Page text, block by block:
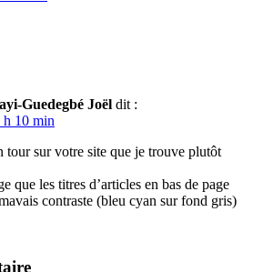
Guedegbé Joël dit :
h 10 min
tour sur votre site que je trouve plutôt
que les titres d’articles en bas de page
contraste (bleu cyan sur fond gris)